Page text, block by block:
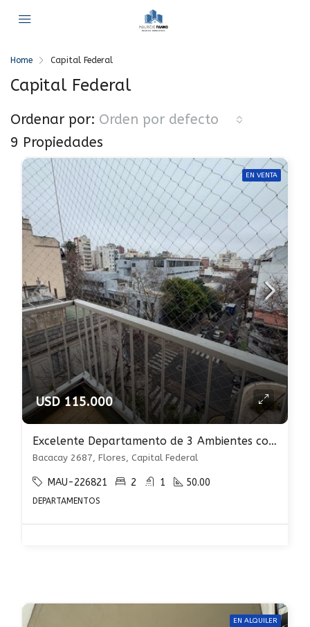
Home Capital Federal
Capital Federal
9 Propiedades
Ordenar por: Orden por defecto
EN VENTA
USD 115.000
Excelente Departamento de 3 Ambientes con Balcón Al Frente en Flores
Bacacay 2687, Flores, Capital Federal
MAU-226821 2 1 50.00
DEPARTAMENTOS
EN ALQUILER